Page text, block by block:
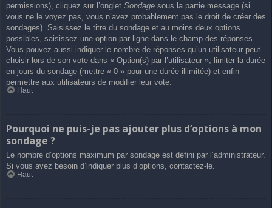
permissions), cliquez sur l’onglet Sondage sous la partie message (si
vous ne le voyez pas, vous n’avez probablement pas le droit de créer des
sondages). Saisissez le titre du sondage et au moins deux options
possibles, saisissez une option par ligne dans le champ des réponses.
Vous pouvez aussi indiquer le nombre de réponses qu’un utilisateur peut
choisir lors de son vote dans « Option(s) par l’utilisateur », limiter la durée
en jours du sondage (mettre « 0 » pour une durée illimitée) et enfin
permettre aux utilisateurs de modifier leur vote.
Haut
Pourquoi ne puis-je pas ajouter plus d’options à mon
sondage ?
Le nombre d’options maximum par sondage est défini par l’administrateur.
Si vous avez besoin d’indiquer plus d’options, contactez-le.
Haut